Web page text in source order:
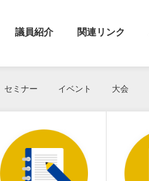
議員紹介 関連リンク
セミナー イベント 大会